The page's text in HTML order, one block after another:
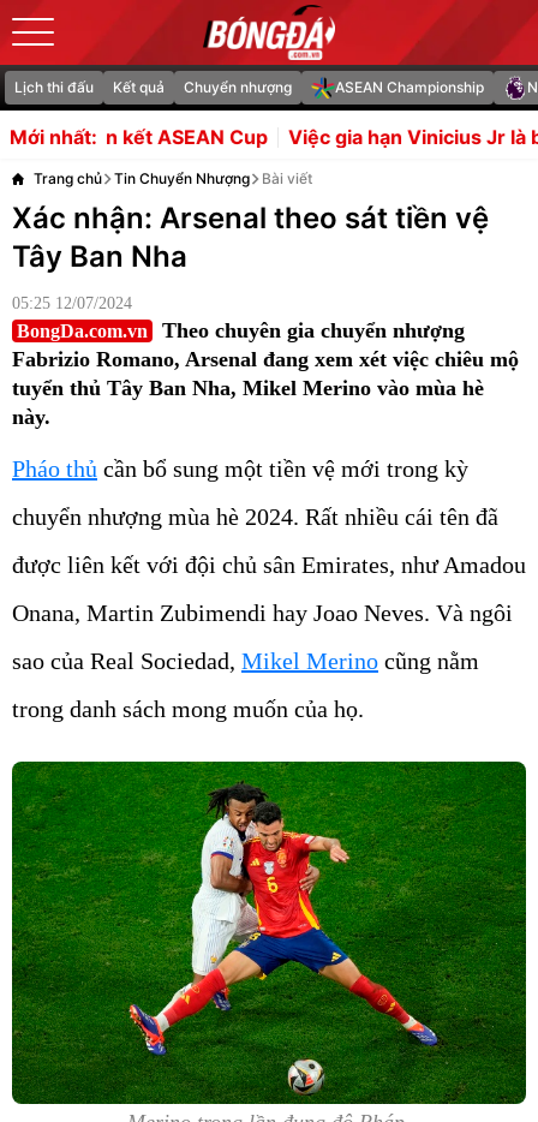
Lịch thi đấu Kết quả Chuyển nhượng ASEAN Championship
Mới nhất:
Cup Việc gia hạn Vinicius Jr là bước đi táo bạo của
Trang chủ Tin Chuyển Nhượng Bài viết
Xác nhận: Arsenal theo sát tiền vệ
Tây Ban Nha
05:25 12/07/2024
BongDa.com.vn
Theo chuyên gia chuyển nhượng
Fabrizio Romano, Arsenal đang xem xét việc chiêu mộ
tuyển thủ Tây Ban Nha, Mikel Merino vào mùa hè
này.
Pháo thủ cần bổ sung một tiền vệ mới trong kỳ
chuyển nhượng mùa hè 2024. Rất nhiều cái tên đã
được liên kết với đội chủ sân Emirates, như Amadou
Onana, Martin Zubimendi hay Joao Neves. Và ngôi
sao của Real Sociedad, Mikel Merino cũng nằm
trong danh sách mong muốn của họ.